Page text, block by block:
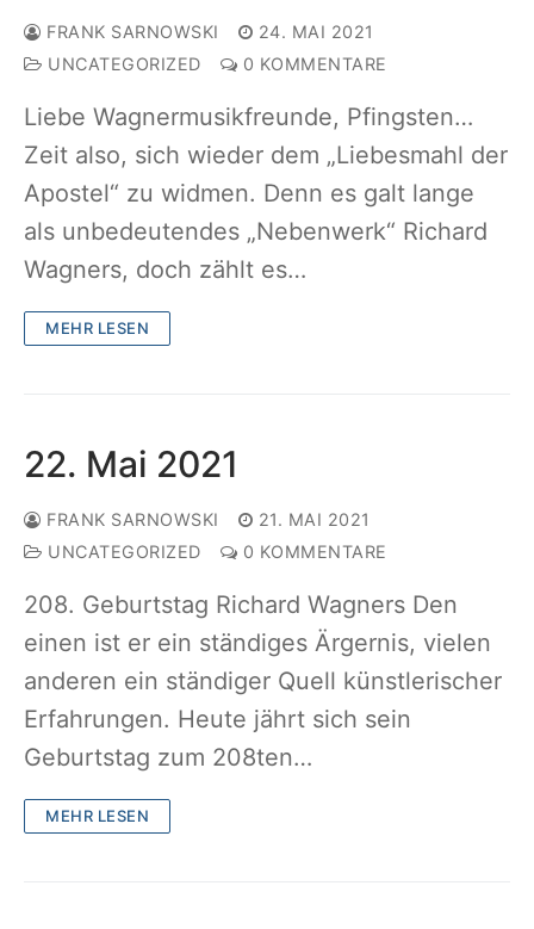
FRANK SARNOWSKI
24. MAI 2021
UNCATEGORIZED
0 KOMMENTARE
Liebe Wagnermusikfreunde, Pfingsten…
Zeit also, sich wieder dem „Liebesmahl der
Apostel“ zu widmen. Denn es galt lange
als unbedeutendes „Nebenwerk“ Richard
Wagners, doch zählt es…
MEHR LESEN
22. Mai 2021
FRANK SARNOWSKI
21. MAI 2021
UNCATEGORIZED
0 KOMMENTARE
208. Geburtstag Richard Wagners Den
einen ist er ein ständiges Ärgernis, vielen
anderen ein ständiger Quell künstlerischer
Erfahrungen. Heute jährt sich sein
Geburtstag zum 208ten…
MEHR LESEN